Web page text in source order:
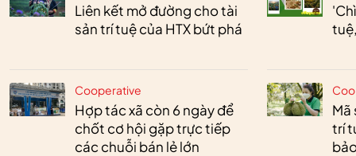
Liên kết mở đường cho tài
sản trí tuệ của HTX bứt phá
Cooperative
Hợp tác xã còn 6 ngày để
chốt cơ hội gặp trực tiếp
các chuỗi bán lẻ lớn
Mã
trí